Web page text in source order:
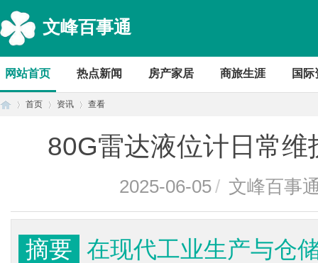
文峰百事通
网站首页 热点新闻 房产家居 商旅生涯 国际
首页 资讯 查看
80G雷达液位计日常
2025-06-05/ 文峰百事
摘要 在现代工业生产与仓